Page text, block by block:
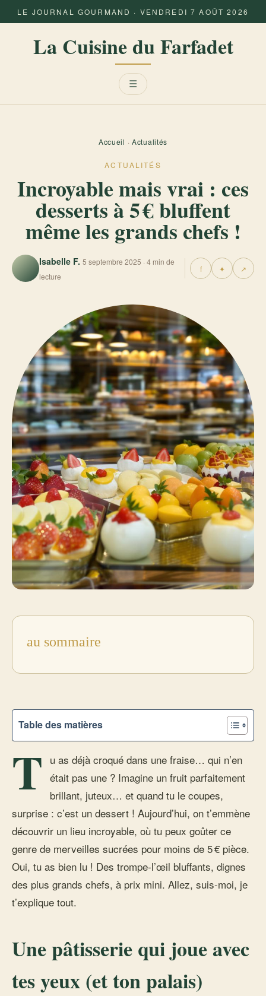
LE JOURNAL GOURMAND · VENDREDI 7 AOÛT 2026
La Cuisine du Farfadet
Menu
☰
Accueil · Actualités
ACTUALITÉS
Incroyable mais vrai : ces
desserts à 5 € bluffent
même les grands chefs !
Isabelle F. 5 septembre 2025 · 4 min de
lecture
f ✦ ↗
au sommaire
Table des matières
T u as déjà croqué dans une fraise… qui n’en
était pas une ? Imagine un fruit parfaitement
brillant, juteux… et quand tu le coupes,
surprise : c’est un dessert ! Aujourd’hui, on t’emmène
découvrir un lieu incroyable, où tu peux goûter ce
genre de merveilles sucrées pour moins de 5 € pièce.
Oui, tu as bien lu ! Des trompe-l’œil bluffants, dignes
des plus grands chefs, à prix mini. Allez, suis-moi, je
t’explique tout.
Une pâtisserie qui joue avec
tes yeux (et ton palais)